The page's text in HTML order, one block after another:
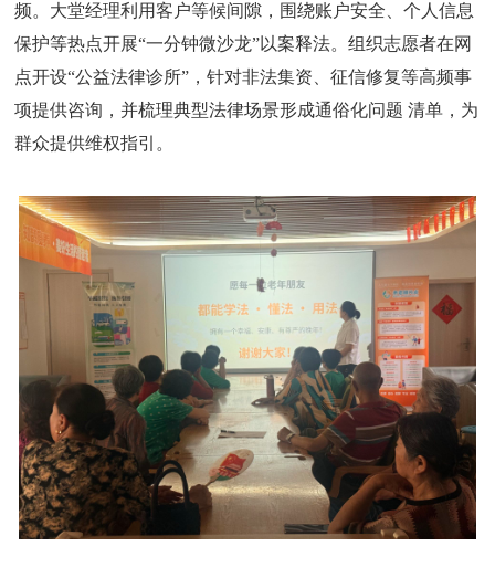
频。大堂经理利用客户等候间隙，围绕账户安全、个人信息
保护等热点开展“一分钟微沙龙”以案释法。组织志愿者在网
点开设“公益法律诊所”，针对非法集资、征信修复等高频事
项提供咨询，并梳理典型法律场景形成通俗化问题 清单，为
群众提供维权指引。